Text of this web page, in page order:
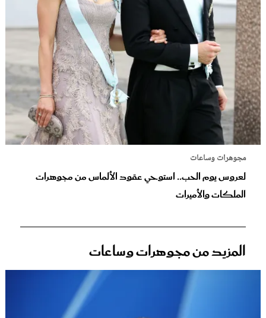
مجوهرات وساعات
لعروس يوم الحب.. استوحي عقود الألماس من مجوهرات
الملكات والأميرات
المزيد من مجوهرات وساعات